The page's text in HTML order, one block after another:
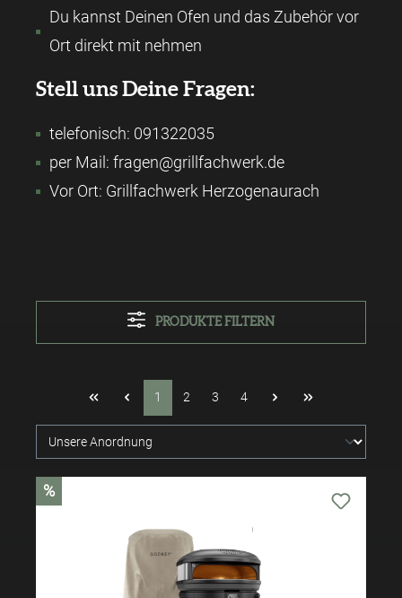
Du kannst Deinen Ofen und das Zubehör vor
Ort direkt mit nehmen
Stell uns Deine Fragen:
telefonisch: 091322035
per Mail: fragen@grillfachwerk.de
Vor Ort: Grillfachwerk Herzogenaurach
PRODUKTE FILTERN
1 2 3 4
%